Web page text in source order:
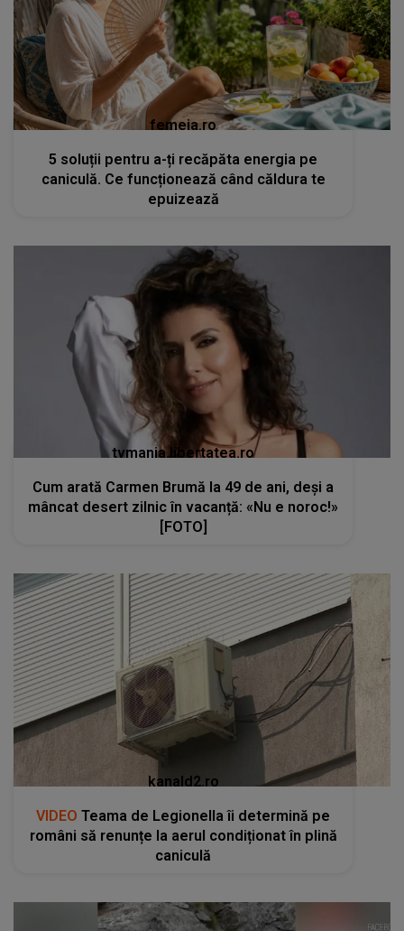
femeia.ro
5 soluții pentru a-ți recăpăta energia pe
caniculă. Ce funcționează când căldura te
epuizează
tvmania.libertatea.ro
Cum arată Carmen Brumă la 49 de ani, deși a
mâncat desert zilnic în vacanță: «Nu e noroc!»
[FOTO]
kanald2.ro
VIDEO Teama de Legionella îi determină pe
români să renunțe la aerul condiționat în plină
caniculă